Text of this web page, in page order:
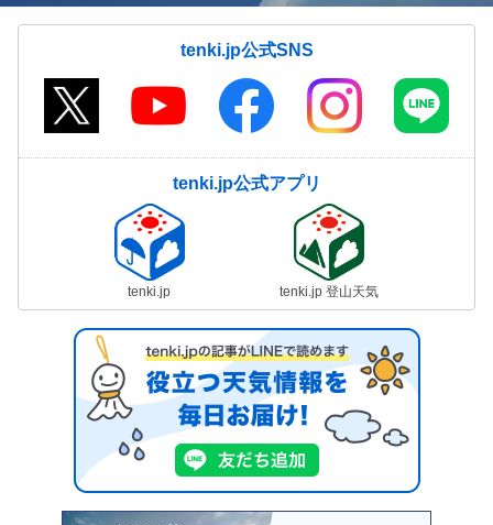
tenki.jp公式SNS
tenki.jp公式アプリ
tenki.jp tenki.jp 登山天気